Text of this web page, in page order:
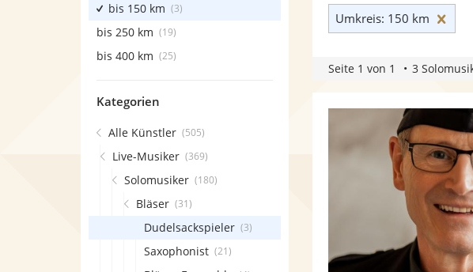
Umkreis: 150 km
Seite 1 von 1 3
bis 150 km (3)
bis 250 km (19)
bis 400 km (25)
Kategorien
Alle Künstler (505)
Live-Musiker (369)
Solomusiker (180)
Bläser (31)
Dudelsackspieler (3)
Saxophonist (21)